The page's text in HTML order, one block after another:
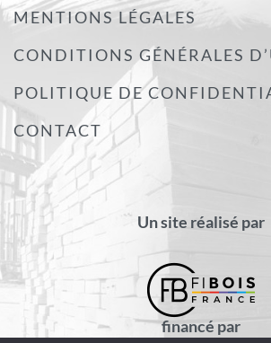
MENTIONS LÉGALES
CONDITIONS GÉNÉRALES
POLITIQUE DE
CONTACT
Un site réalisé par
financé par